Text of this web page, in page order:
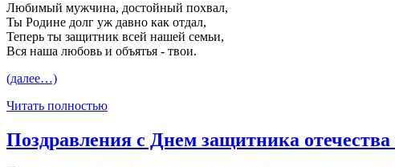
Любимый мужчина, достойный похвал,
Ты Родине долг уж давно как отдал,
Теперь ты защитник всей нашей семьи,
Вся наша любовь и объятья - твои.
(далее…)
Читать полностью
Поздравления с Днем защитника